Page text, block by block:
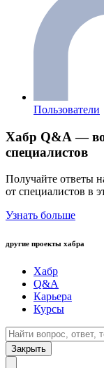
Пользователи
Хабр Q&A —
специалистов
Получайте ответы
от специалистов в
Узнать больше
другие проекты хабра
Хабр
Q&A
Карьера
Курсы
Закрыть